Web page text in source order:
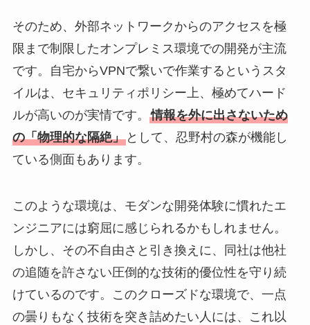
そのため、外部ネットワークからのアクセスを極
限まで制限したオンプレミス環境での開発が主流
です。自宅からVPNで繋いで作業するというスタ
イルは、セキュリティポリシー上、極めてハード
ルが高いのが実情です。 情報を外に出さないため
の「物理的な隔絶」として、忍野村の森が機能し
ている側面もあります。
このような環境は、モダンな開発体験に慣れたエ
ンジニアには窮屈に感じられるかもしれません。
しかし、その不自由さと引き換えに、同社は他社
の追随を許さない圧倒的な技術的優位性を守り続
けているのです。このクローズドな環境で、一点
の曇りもなく技術を突き詰めたい人には、これ以